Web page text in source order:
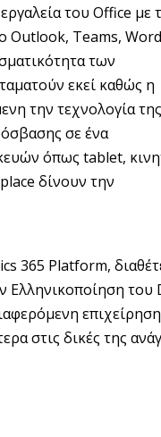
του Office με
Outlook, Teams,
των
εκεί καθώς η
την τεχνολογία της
σε ένα
όπως tablet,
δίνουν την
365 Platform,
του
στις δικές της